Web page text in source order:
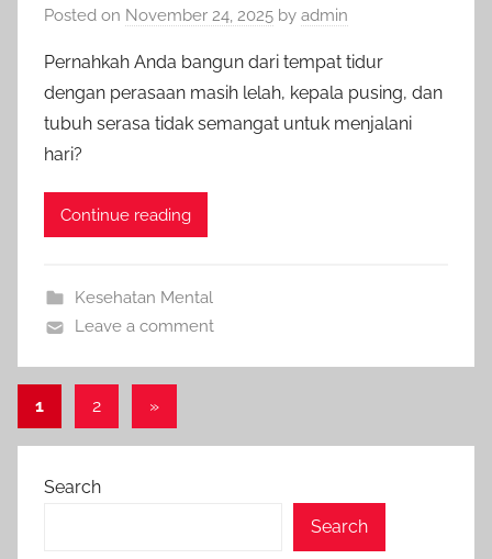
Posted on November 24, 2025 by admin
Pernahkah Anda bangun dari tempat tidur
dengan perasaan masih lelah, kepala pusing, dan
tubuh serasa tidak semangat untuk menjalani
hari?
Continue reading
Kesehatan Mental
Leave a comment
Posts
pagination
1 2
Next
Posts
»
Search
Search